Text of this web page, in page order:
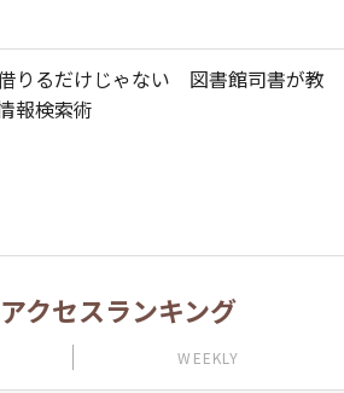
りるだけじゃない 図書館司書が教
報検索術
アクセスランキング
WEEKLY